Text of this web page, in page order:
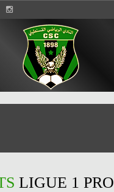
LIGUE 1 PRO